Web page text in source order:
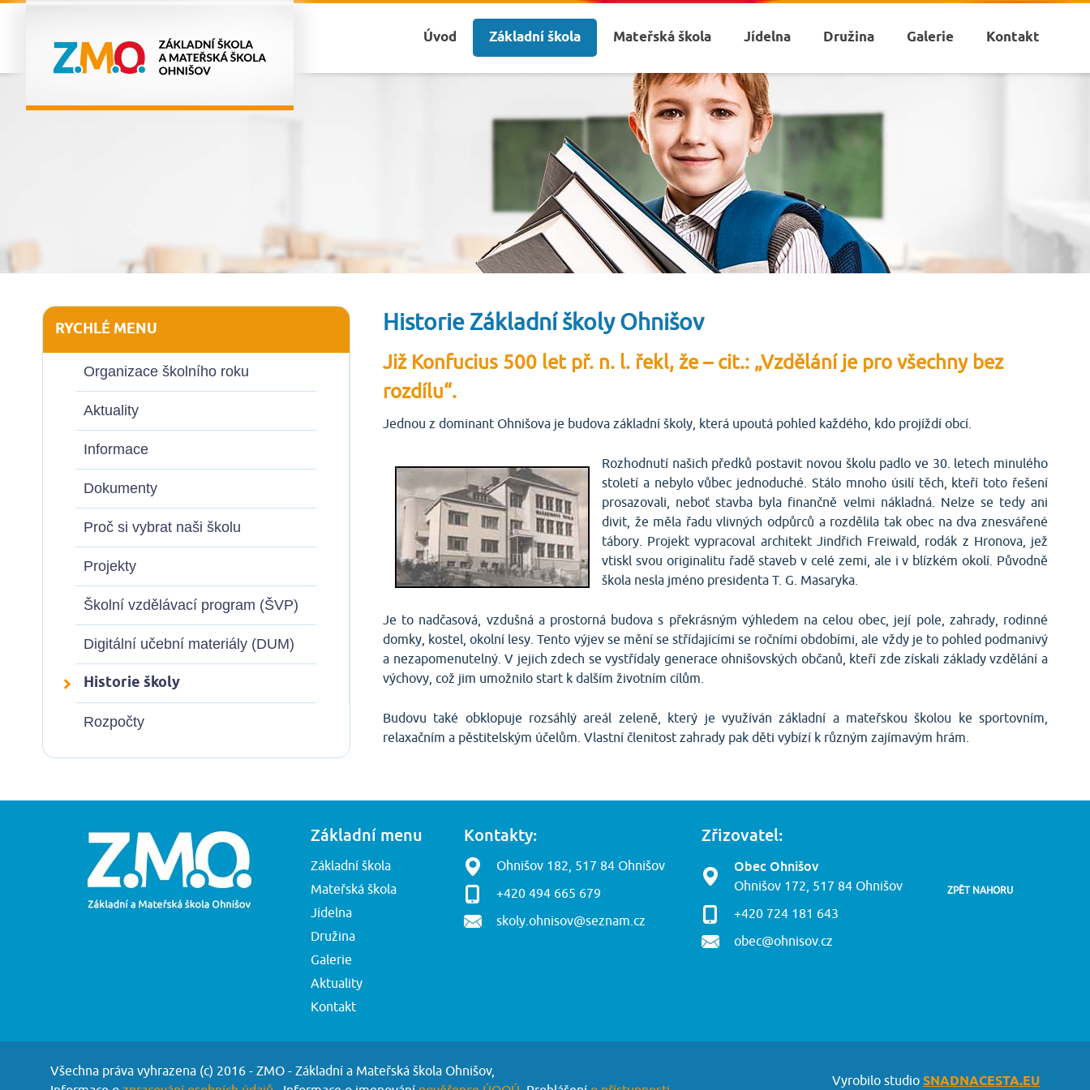
Úvod Základní škola Mateřská škola Jídelna Družina Galerie Kontakt
RYCHLÉ MENU
Organizace školního roku
Aktuality
Informace
Dokumenty
Proč si vybrat naši školu
Projekty
Školní vzdělávací program (ŠVP)
Digitální učební materiály (DUM)
Historie školy
Rozpočty
Historie Základní školy Ohnišov
Již Konfucius 500 let př. n. l. řekl, že – cit.: „Vzdělání je pro všechny bez
rozdílu“.
Jednou z dominant Ohnišova je budova základní školy, která upoutá pohled každého, kdo projíždí obcí.
Rozhodnutí našich předků postavit novou školu padlo ve 30. letech minulého
století a nebylo vůbec jednoduché. Stálo mnoho úsilí těch, kteří toto řešení
prosazovali, neboť stavba byla finančně velmi nákladná. Nelze se tedy ani
divit, že měla řadu vlivných odpůrců a rozdělila tak obec na dva znesvářené
tábory. Projekt vypracoval architekt Jindřich Freiwald, rodák z Hronova, jež
vtiskl svou originalitu řadě staveb v celé zemi, ale i v blízkém okolí. Původně
škola nesla jméno presidenta T. G. Masaryka.
Je to nadčasová, vzdušná a prostorná budova s překrásným výhledem na celou obec, její pole, zahrady, rodinné
domky, kostel, okolní lesy. Tento výjev se mění se střídajícími se ročními obdobími, ale vždy je to pohled podmanivý
a nezapomenutelný. V jejich zdech se vystřídaly generace ohnišovských občanů, kteří zde získali základy vzdělání a
výchovy, což jim umožnilo start k dalším životním cílům.
Budovu také obklopuje rozsáhlý areál zeleně, který je využíván základní a mateřskou školou ke sportovním,
relaxačním a pěstitelským účelům. Vlastní členitost zahrady pak děti vybízí k různým zajímavým hrám.
Základní menu
Základní škola
Mateřská škola
Jídelna
Družina
Galerie
Aktuality
Kontakt
Kontakty:
Ohnišov 182, 517 84 Ohnišov
+420 494 665 679
skoly.ohnisov@seznam.cz
Zřizovatel:
Obec Ohnišov
Ohnišov 172, 517 84 Ohnišov
+420 724 181 643
obec@ohnisov.cz
ZPĚT NAHORU
Všechna práva vyhrazena (c) 2016 - ZMO - Základní a Mateřská škola Ohnišov,
Vyrobilo studio SNADNACESTA.EU